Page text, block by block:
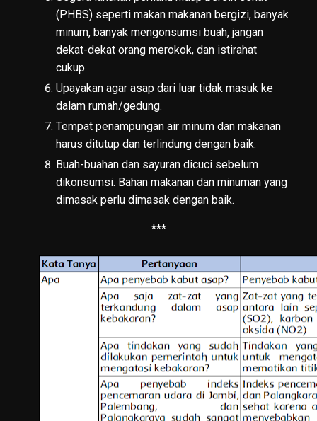
(PHBS) seperti makan makanan bergizi, banyak
minum, banyak mengonsumsi buah, jangan
dekat-dekat orang merokok, dan istirahat
cukup.
Upayakan agar asap dari luar tidak masuk ke
dalam rumah/gedung.
Tempat penampungan air minum dan makanan
harus ditutup dan terlindung dengan baik.
Buah-buahan dan sayuran dicuci sebelum
dikonsumsi. Bahan makanan dan minuman yang
dimasak perlu dimasak dengan baik.
***